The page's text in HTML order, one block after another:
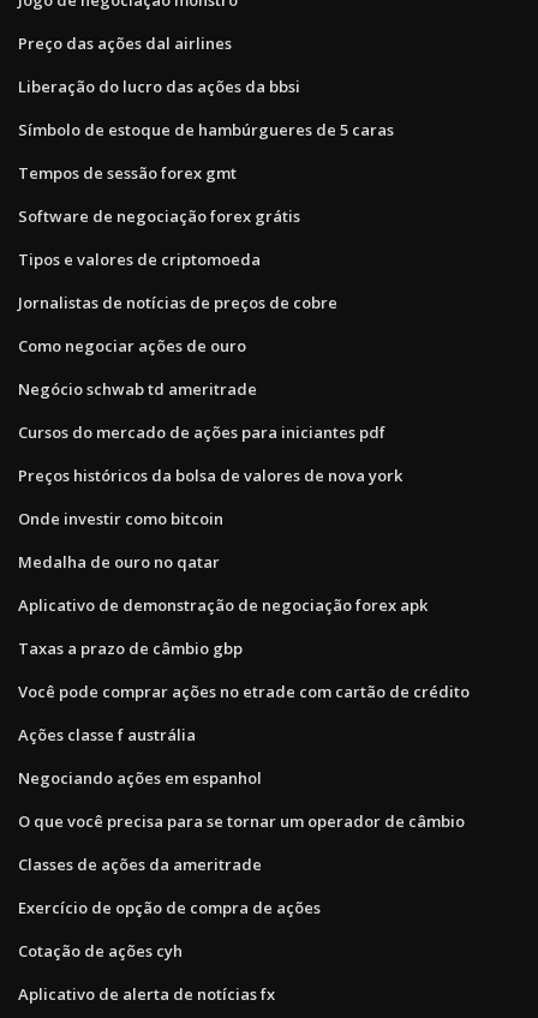
Preço das ações dal airlines
Liberação do lucro das ações da bbsi
Símbolo de estoque de hambúrgueres de 5 caras
Tempos de sessão forex gmt
Software de negociação forex grátis
Tipos e valores de criptomoeda
Jornalistas de notícias de preços de cobre
Como negociar ações de ouro
Negócio schwab td ameritrade
Cursos do mercado de ações para iniciantes pdf
Preços históricos da bolsa de valores de nova york
Onde investir como bitcoin
Medalha de ouro no qatar
Aplicativo de demonstração de negociação forex apk
Taxas a prazo de câmbio gbp
Você pode comprar ações no etrade com cartão de crédito
Ações classe f austrália
Negociando ações em espanhol
O que você precisa para se tornar um operador de câmbio
Classes de ações da ameritrade
Exercício de opção de compra de ações
Cotação de ações cyh
Aplicativo de alerta de notícias fx